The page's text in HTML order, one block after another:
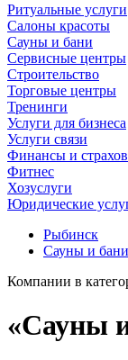
Ритуальные услуги
Салоны красоты
Сауны и бани
Сервисные центры
Строительство
Торговые центры
Тренинги
Услуги для бизнеса
Услуги связи
Финансы и
Фитнес
Хозуслуги
Юридические
Рыбинск
Сауны и бани
Компании в
«Сауны